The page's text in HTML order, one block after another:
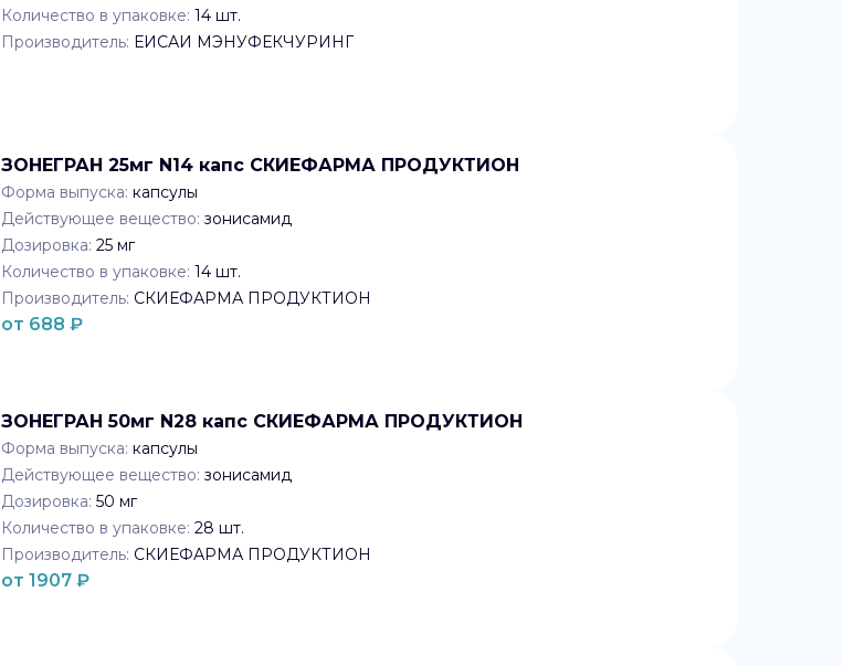
Количество в упаковке: 14 шт.
Производитель: ЕИСАИ МЭНУФЕКЧУРИНГ
ЗОНЕГРАН 25мг N14 капс СКИЕФАРМА ПРОДУКТИОН
Форма выпуска: капсулы
Действующее вещество: зонисамид
Дозировка: 25 мг
Количество в упаковке: 14 шт.
Производитель: СКИЕФАРМА ПРОДУКТИОН
от 688 ₽
ЗОНЕГРАН 50мг N28 капс СКИЕФАРМА ПРОДУКТИОН
Форма выпуска: капсулы
Действующее вещество: зонисамид
Дозировка: 50 мг
Количество в упаковке: 28 шт.
Производитель: СКИЕФАРМА ПРОДУКТИОН
от 1907 ₽